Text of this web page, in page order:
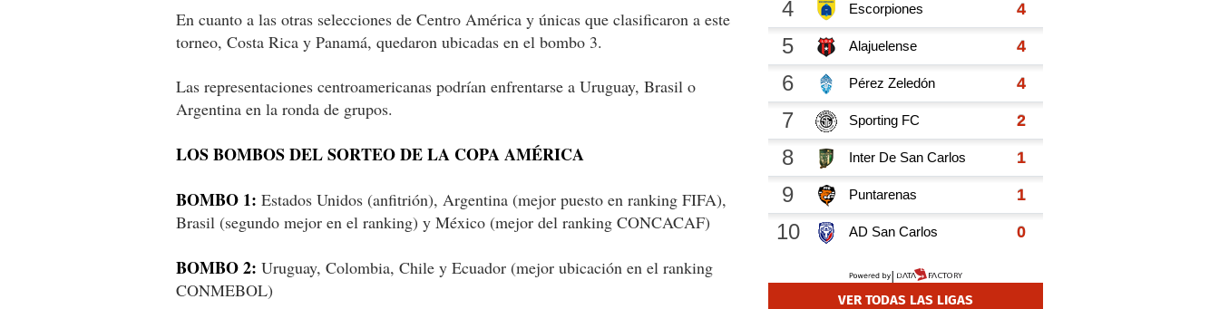
En cuanto a las otras selecciones de Centro América y únicas que clasificaron a este
torneo, Costa Rica y Panamá, quedaron ubicadas en el bombo 3.
Las representaciones centroamericanas podrían enfrentarse a Uruguay, Brasil o
Argentina en la ronda de grupos.
LOS BOMBOS DEL SORTEO DE LA COPA AMÉRICA
BOMBO 1: Estados Unidos (anfitrión), Argentina (mejor puesto en ranking FIFA),
Brasil (segundo mejor en el ranking) y México (mejor del ranking CONCACAF)
BOMBO 2: Uruguay, Colombia, Chile y Ecuador (mejor ubicación en el ranking
CONMEBOL)
VER TODAS LAS LIGAS